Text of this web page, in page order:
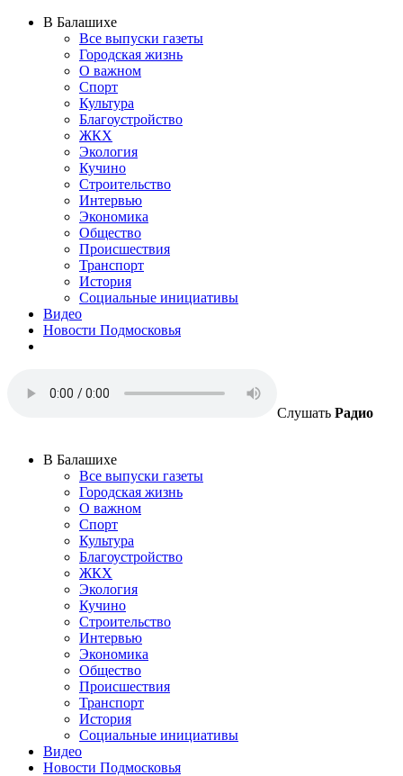
В Балашихе
Все выпуски газеты
Городская жизнь
О важном
Спорт
Культура
Благоустройство
ЖКХ
Экология
Кучино
Строительство
Интервью
Экономика
Общество
Происшествия
Транспорт
История
Социальные инициативы
Видео
Новости Подмосковья
Слушать Радио
В Балашихе
Все выпуски газеты
Городская жизнь
О важном
Спорт
Культура
Благоустройство
ЖКХ
Экология
Кучино
Строительство
Интервью
Экономика
Общество
Происшествия
Транспорт
История
Социальные инициативы
Видео
Новости Подмосковья